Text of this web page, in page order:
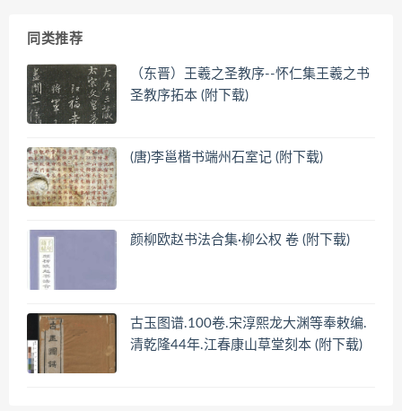
同类推荐
（东晋）王羲之圣教序--怀仁集王羲之书
圣教序拓本 (附下载)
(唐)李邕楷书端州石室记 (附下载)
颜柳欧赵书法合集·柳公权 卷 (附下载)
古玉图谱.100卷.宋淳熙龙大渊等奉敕编.
清乾隆44年.江春康山草堂刻本 (附下载)